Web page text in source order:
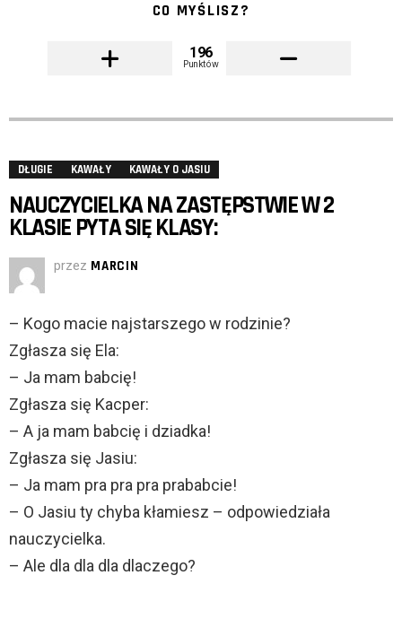
CO MYŚLISZ?
196
Punktów
DŁUGIE KAWAŁY KAWAŁY O JASIU
NAUCZYCIELKA NA ZASTĘPSTWIE W 2
KLASIE PYTA SIĘ KLASY:
przez MARCIN
– Kogo macie najstarszego w rodzinie?
Zgłasza się Ela:
– Ja mam babcię!
Zgłasza się Kacper:
– A ja mam babcię i dziadka!
Zgłasza się Jasiu:
– Ja mam pra pra pra prababcie!
– O Jasiu ty chyba kłamiesz – odpowiedziała
nauczycielka.
– Ale dla dla dla dlaczego?